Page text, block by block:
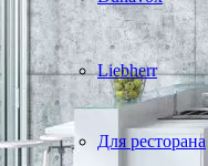
Liebherr
Для ресторана